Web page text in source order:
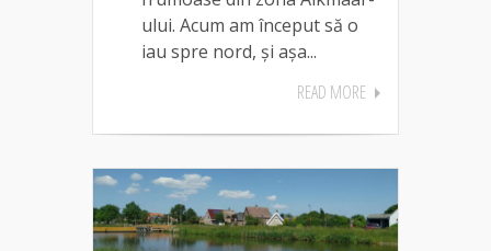
ului. Acum am început să o
iau spre nord, și așa...
READ MORE